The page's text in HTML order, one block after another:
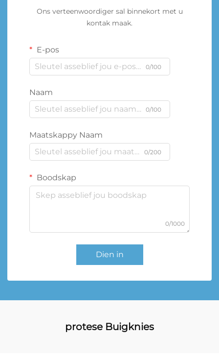
Ons verteenwoordiger sal binnekort met u
kontak maak.
E-pos
0/100
Naam
0/100
Maatskappy Naam
0/200
Boodskap
0/1000
Dien in
protese Buigknies